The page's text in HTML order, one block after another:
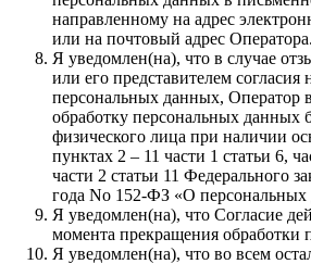
направленному на адрес
или на почтовый адрес Оператора.
Я уведомлен(на), что в случае
или его представителем согласия
персональных данных, Оператор
обработку персональных данных
физического лица при наличии
пунктах 2 – 11 части 1 статьи 6,
части 2 статьи 11 Федерального
года No 152-ФЗ «О персональных
Я уведомлен(на), что Согласие
момента прекращения обработки
Я уведомлен(на), что во всем